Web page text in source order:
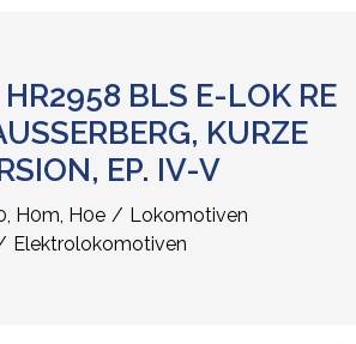
HR2958 BLS E-LOK RE
KURZE
EP. IV-V
H0m, H0e
Lokomotiven
Elektrolokomotiven